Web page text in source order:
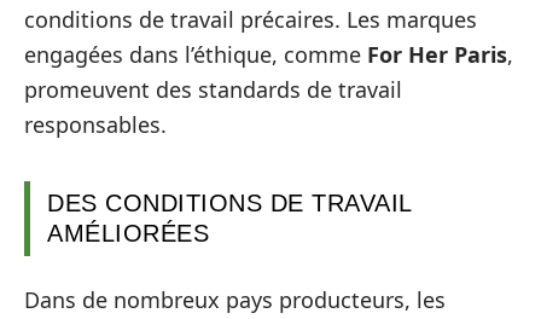
conditions de travail précaires. Les marques
engagées dans l’éthique, comme For Her Paris,
promeuvent des standards de travail
responsables.
DES CONDITIONS DE TRAVAIL
AMÉLIORÉES
Dans de nombreux pays producteurs, les